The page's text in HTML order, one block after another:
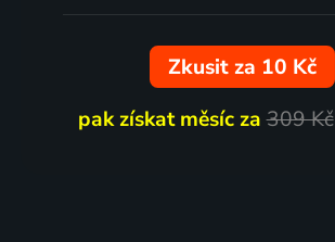
Zkusit za 10 Kč
pak získat měsíc za309 Kč